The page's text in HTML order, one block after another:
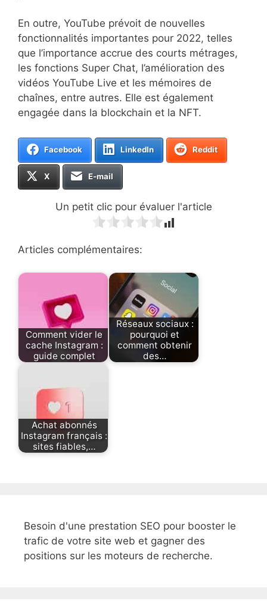
En outre, YouTube prévoit de nouvelles
fonctionnalités importantes pour 2022, telles
que l’importance accrue des courts métrages,
les fonctions Super Chat, l’amélioration des
vidéos YouTube Live et les mémoires de
chaînes, entre autres. Elle est également
engagée dans la blockchain et la NFT.
Facebook LinkedIn Reddit
X E-mail
Un petit clic pour évaluer l'article
Articles complémentaires:
Comment vider le
cache Instagram :
guide complet
Réseaux sociaux :
pourquoi et
comment obtenir
des…
Achat abonnés
Instagram français :
sites fiables,…
Besoin d'une prestation SEO pour booster le
trafic de votre site web et gagner des
positions sur les moteurs de recherche.